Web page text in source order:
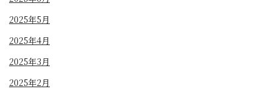
2025年5月
2025年4月
2025年3月
2025年2月